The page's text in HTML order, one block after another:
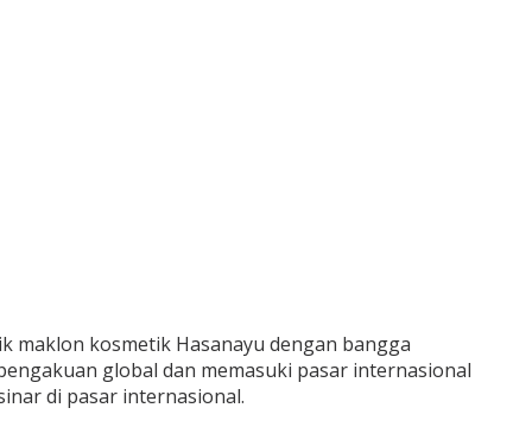
maklon kosmetik Hasanayu dengan bangga
global dan memasuki pasar internasional
di pasar internasional.